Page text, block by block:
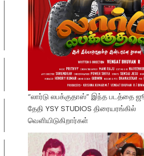
“லார்டு லபக்குதாஸ்” இந்த படத்தை
தேதி YSY STUDIOS திரையரங்கில்
வெளியிடுகிறார்கள்